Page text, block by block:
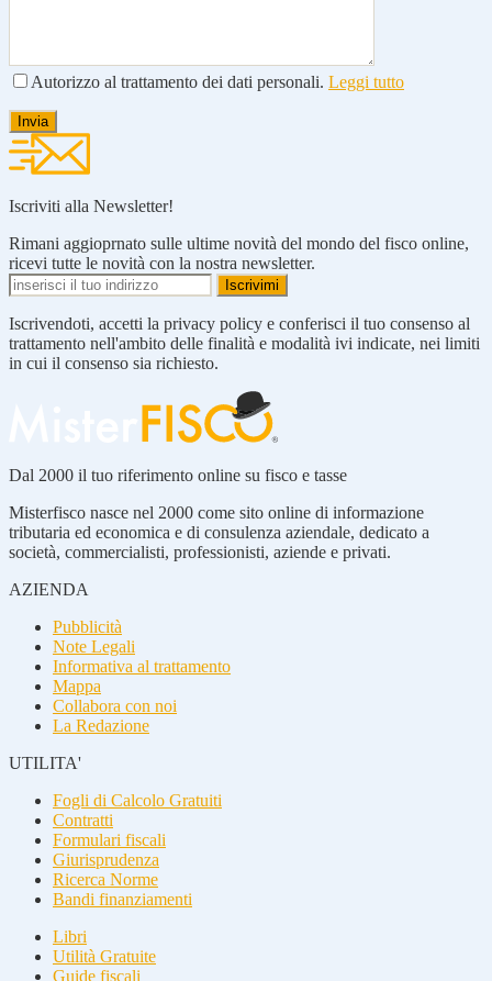
Autorizzo al trattamento dei dati personali. Leggi tutto
Iscriviti alla Newsletter!
Rimani aggioprnato sulle ultime novità del mondo del fisco online,
ricevi tutte le novità con la nostra newsletter.
Iscrivendoti, accetti la privacy policy e conferisci il tuo consenso al
trattamento nell'ambito delle finalità e modalità ivi indicate, nei limiti
in cui il consenso sia richiesto.
Dal 2000 il tuo riferimento online su fisco e tasse
Misterfisco nasce nel 2000 come sito online di informazione
tributaria ed economica e di consulenza aziendale, dedicato a
società, commercialisti, professionisti, aziende e privati.
AZIENDA
Pubblicità
Note Legali
Informativa al trattamento
Mappa
Collabora con noi
La Redazione
UTILITA'
Fogli di Calcolo Gratuiti
Contratti
Formulari fiscali
Giurisprudenza
Ricerca Norme
Bandi finanziamenti
Libri
Utilità Gratuite
Guide fiscali